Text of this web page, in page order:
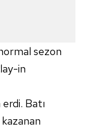
sezon
in
Batı